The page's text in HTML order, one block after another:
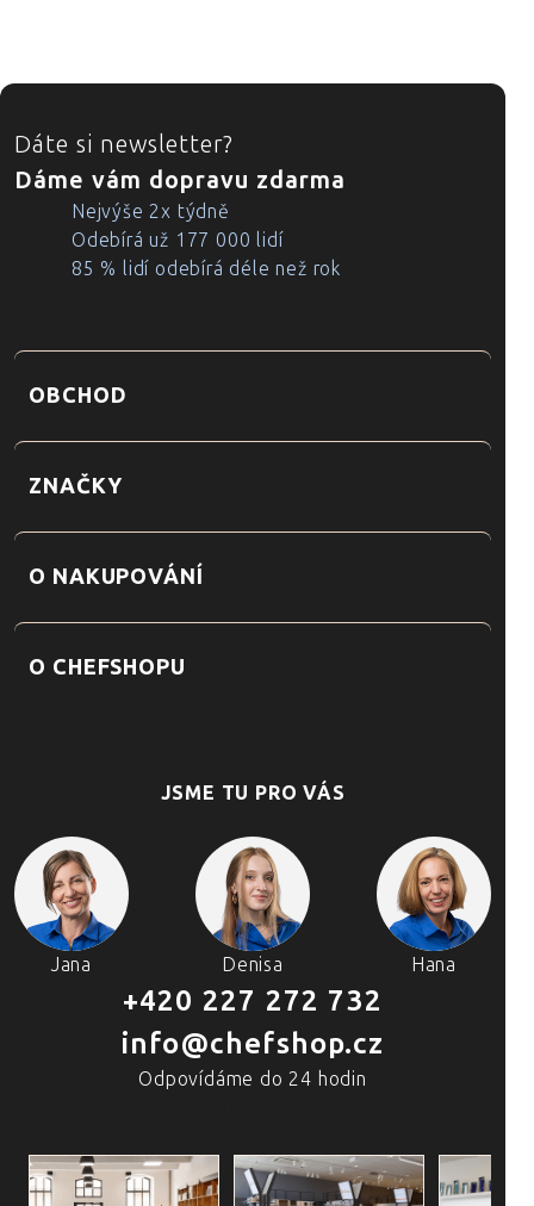
ZÁPATÍ
Dáte si newsletter?
Dáme vám dopravu zdarma
Nejvýše 2x týdně
Odebírá už 177 000 lidí
85 % lidí odebírá déle než rok
OBCHOD
ZNAČKY
O NAKUPOVÁNÍ
O CHEFSHOPU
JSME TU PRO VÁS
Jana Denisa Hana
+420 227 272 732
info@chefshop.cz
Odpovídáme do 24 hodin